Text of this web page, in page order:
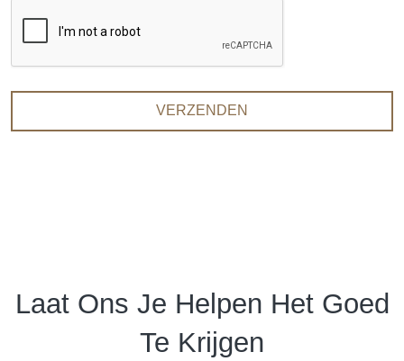
VERZENDEN
Laat Ons Je Helpen Het Goed
Te Krijgen